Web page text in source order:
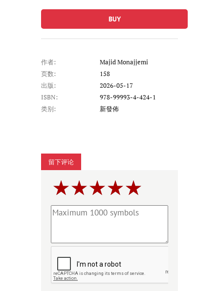
BUY
作者:
Majid Monajjemi
页数:
158
出版:
2026-05-17
ISBN:
978-99993-4-424-1
类别:
新發佈
留下评论